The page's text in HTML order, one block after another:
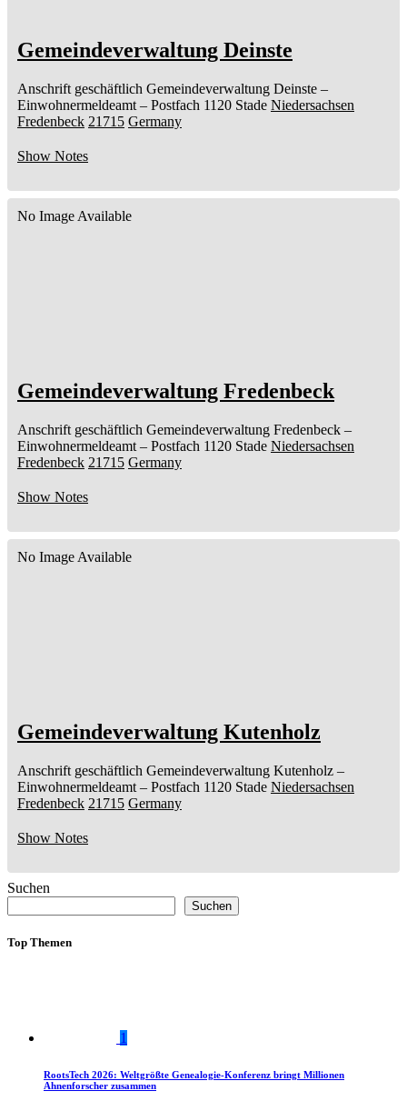
Gemeindeverwaltung Deinste
Anschrift geschäftlich Gemeindeverwaltung Deinste –
Einwohnermeldeamt – Postfach 1120 Stade Niedersachsen
Fredenbeck 21715 Germany
Show Notes
No Image Available
Gemeindeverwaltung Fredenbeck
Anschrift geschäftlich Gemeindeverwaltung Fredenbeck –
Einwohnermeldeamt – Postfach 1120 Stade Niedersachsen
Fredenbeck 21715 Germany
Show Notes
No Image Available
Gemeindeverwaltung Kutenholz
Anschrift geschäftlich Gemeindeverwaltung Kutenholz –
Einwohnermeldeamt – Postfach 1120 Stade Niedersachsen
Fredenbeck 21715 Germany
Show Notes
Suchen
Suchen
Top Themen
1
RootsTech 2026: Weltgrößte Genealogie-Konferenz bringt Millionen
Ahnenforscher zusammen